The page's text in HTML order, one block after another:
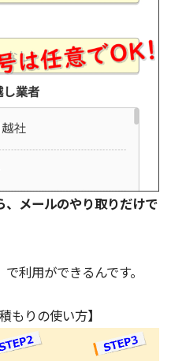
メールのやり取りだけで
で利用ができるんです。
もりの使い方】